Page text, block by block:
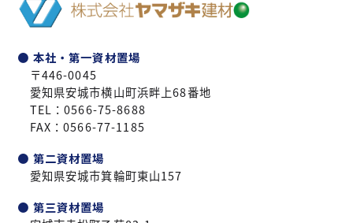
● 本社・第一資材置場
〒446-0045
愛知県安城市横山町浜畔上68番地
TEL：0566-75-8688
FAX：0566-77-1185
● 第二資材置場
愛知県安城市箕輪町東山157
● 第三資材置場